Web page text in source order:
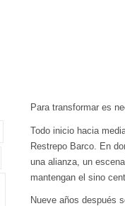
Para transformar es
Todo inicio hacia
Restrepo Barco. En
una alianza, un
mantengan el sino
Nueve años después